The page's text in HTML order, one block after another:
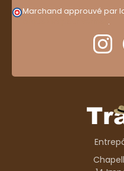
Marchand approuvé par
.